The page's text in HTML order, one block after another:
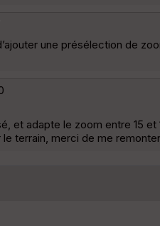
une présélection de
et adapte le zoom entre 15
terrain, merci de me